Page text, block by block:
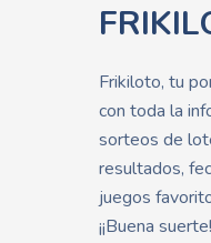
Frikiloto, tu
con toda la
sorteos de
resultados,
juegos
¡¡Buena